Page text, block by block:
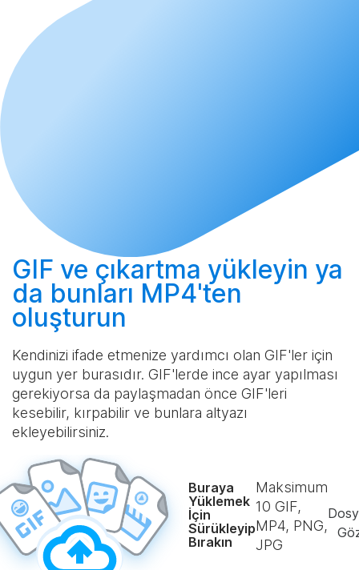
GIF ve çıkartma yükleyin ya
da bunları MP4'ten
oluşturun
Kendinizi ifade etmenize yardımcı olan GIF'ler için
uygun yer burasıdır. GIF'lerde ince ayar yapılması
gerekiyorsa da paylaşmadan önce GIF'leri
kesebilir, kırpabilir ve bunlara altyazı
ekleyebilirsiniz.
Buraya
Yüklemek
İçin
Sürükleyip
Bırakın
Maksimum
10 GIF,
MP4, PNG,
JPG